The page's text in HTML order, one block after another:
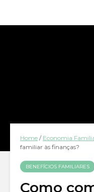
Home / Economia
familiar às finanças?
BENEFÍCIOS FAMILIARES
Como